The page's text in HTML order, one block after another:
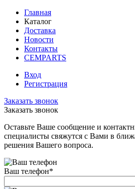
Главная
Каталог
Доставка
Новости
Контакты
CEMPARTS
Вход
Регистрация
Заказать звонок
Заказать звонок
Оставьте Ваше сообщение и
специалисты свяжутся с Вами в
решения Вашего вопроса.
Ваш телефон*